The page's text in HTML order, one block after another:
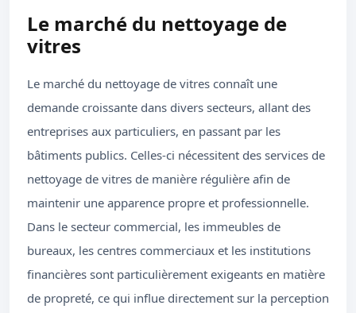
Le marché du nettoyage de
vitres
Le marché du nettoyage de vitres connaît une
demande croissante dans divers secteurs, allant des
entreprises aux particuliers, en passant par les
bâtiments publics. Celles-ci nécessitent des services de
nettoyage de vitres de manière régulière afin de
maintenir une apparence propre et professionnelle.
Dans le secteur commercial, les immeubles de
bureaux, les centres commerciaux et les institutions
financières sont particulièrement exigeants en matière
de propreté, ce qui influe directement sur la perception